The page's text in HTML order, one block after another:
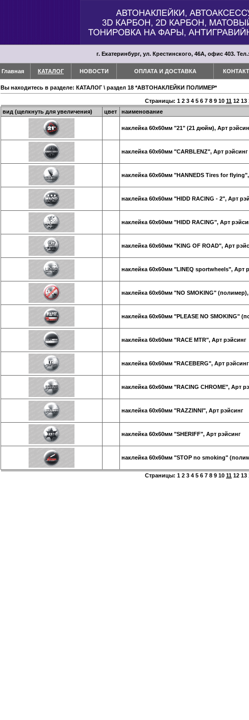
г. Екатеринбург, ул. Крестинского, 46А, офис 403.
Главная КАТАЛОГ НОВОСТИ ОПЛАТА И ДОСТАВКА
Вы находитесь в разделе: КАТАЛОГ \ раздел 18 *АВТОНАКЛЕЙКИ ПОЛИМЕР*
Страницы: 1 2 3 4 5 6 7 8 9 10 11 12 13
вид (щелкнуть для увеличения)
цвет наименование
наклейка 60х60мм "21" (21 дюйм), Арт
наклейка 60х60мм "CARBLENZ", Арт рэйсинг
наклейка 60х60мм "HANNEDS Tires for
наклейка 60х60мм "HIDD RACING - 2", Арт
наклейка 60х60мм "HIDD RACING", Арт
наклейка 60х60мм "KING OF ROAD", Арт
наклейка 60х60мм "LINEQ sportwheels", Арт
наклейка 60х60мм "NO SMOKING"
наклейка 60х60мм "PLEASE NO SMOKING"
наклейка 60х60мм "RACE MTR", Арт рэйсинг
наклейка 60х60мм "RACEBERG", Арт рэйсинг
наклейка 60х60мм "RACING CHROME", Арт
наклейка 60х60мм "RAZZINNI", Арт рэйсинг
наклейка 60х60мм "SHERIFF", Арт рэйсинг
наклейка 60х60мм "STOP no smoking"
Страницы: 1 2 3 4 5 6 7 8 9 10 11 12 13